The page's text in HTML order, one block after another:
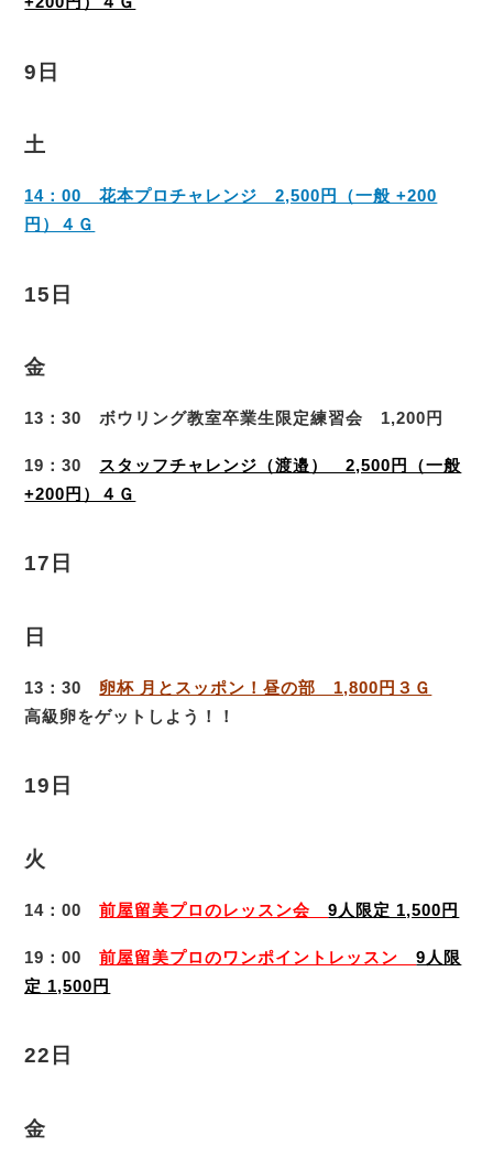
9日
土
14：00 花本プロチャレンジ 2,500円（一般 +200
円）４Ｇ
15日
金
13：30 ボウリング教室卒業生限定練習会 1,200円
19：30 スタッフチャレンジ（渡邉） 2,500円（一般
+200円）４Ｇ
17日
日
13：30 卵杯 月とスッポン！昼の部 1,800円３Ｇ
高級卵をゲットしよう！！
19日
火
14：00前屋留美プロのレッスン会9人限定 1,500円
19：00前屋留美プロのワンポイントレッスン9人限
定 1,500円
22日
金